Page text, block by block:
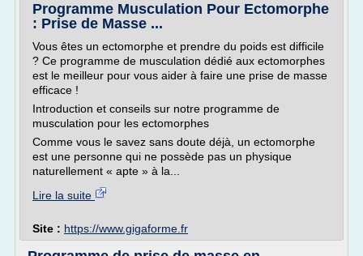
Programme Musculation Pour Ectomorphe
: Prise de Masse ...
Vous êtes un ectomorphe et prendre du poids est difficile
? Ce programme de musculation dédié aux ectomorphes
est le meilleur pour vous aider à faire une prise de masse
efficace !
Introduction et conseils sur notre programme de
musculation pour les ectomorphes
Comme vous le savez sans doute déjà, un ectomorphe
est une personne qui ne possède pas un physique
naturellement « apte » à la...
Lire la suite
Site : https://www.gigaforme.fr